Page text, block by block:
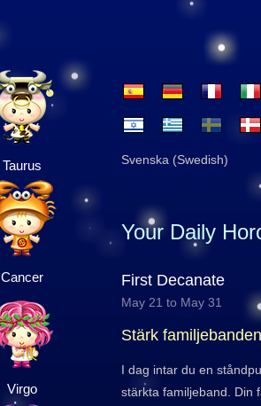
Taurus
Cancer
Virgo
Svenska (Swedish)
Your Daily
First Decanate
May 21 to May 31
Stärk familjebanden
I dag intar du en
stärkta familjeband. Din